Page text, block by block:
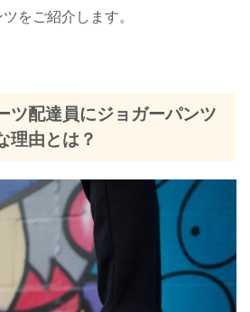
をご紹介します。
ツ配達員にジョガーパンツ
理由とは？